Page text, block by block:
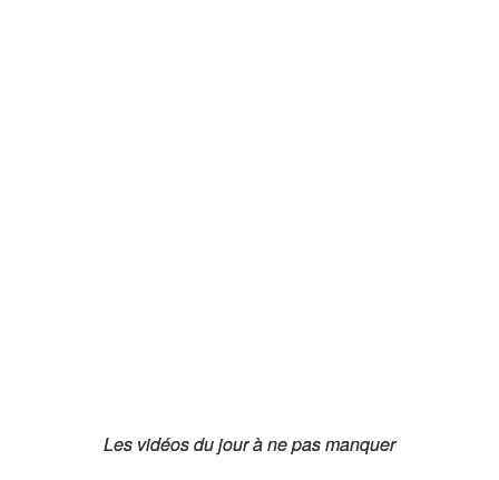
Les vidéos du jour à ne pas manquer
Les vidéos du jour à ne pas manquer